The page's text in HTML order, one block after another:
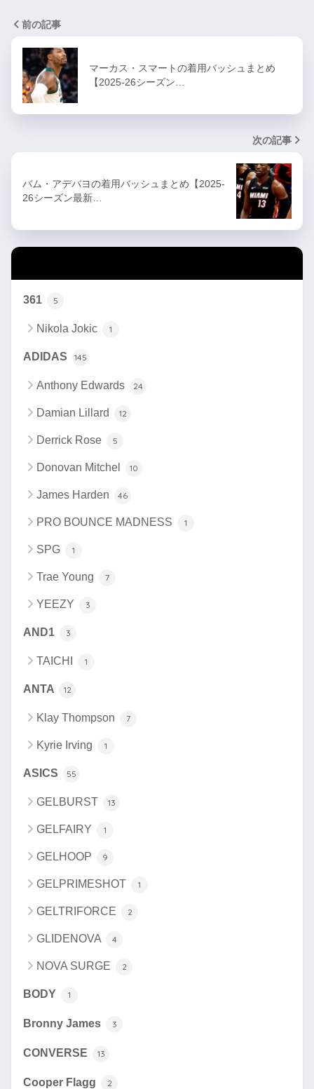
前の記事
マーカス・スマートの着用バッシュまとめ
【2025-26シーズン…
次の記事
バム・アデバヨの着用バッシュまとめ【2025-
26シーズン最新…
361 5
Nikola Jokic 1
ADIDAS 145
Anthony Edwards 24
Damian Lillard 12
Derrick Rose 5
Donovan Mitchel 10
James Harden 46
PRO BOUNCE MADNESS 1
SPG 1
Trae Young 7
YEEZY 3
AND1 3
TAICHI 1
ANTA 12
Klay Thompson 7
Kyrie Irving 1
ASICS 55
GELBURST 13
GELFAIRY 1
GELHOOP 9
GELPRIMESHOT 1
GELTRIFORCE 2
GLIDENOVA 4
NOVA SURGE 2
BODY 1
Bronny James 3
CONVERSE 13
Cooper Flagg 2